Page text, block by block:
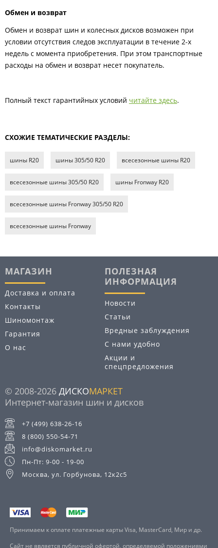
Обмен и возврат
Обмен и возврат шин и колесных дисков возможен при
условии отсутствия следов эксплуатации в течение 2-х
недель с момента приобретения. При этом транспортные
расходы на обмен и возврат несет покупатель.
Полный текст гарантийных условий читайте здесь.
СХОЖИЕ ТЕМАТИЧЕСКИЕ РАЗДЕЛЫ:
шины R20 шины 305/50 R20 всесезонные шины R20
всесезонные шины 305/50 R20 шины Fronway R20
всесезонные шины Fronway 305/50 R20
всесезонные шины Fronway
МАГАЗИН
Доставка и оплата
Контакты
Шиномонтаж
Гарантия
О нас
ПОЛЕЗНАЯ
ИНФОРМАЦИЯ
Новости
Статьи
Вредные заблуждения
С нами удобно
Акции и
спецпредложения
© 2008-2026 ДИСКОМАРКЕТ
Интернет-магазин шин и дисков
+7 (499) 638-26-16
8 (800) 550-54-71
info@diskomarket.ru
Пн-Пт: 9-00 - 19-00
Москва, ул. Горбунова, 12к2с5
Принимаем к оплате платежные карты Visa, MasterCard, Мир и др.
Сайт не является публичной офертой, определяемой положениями